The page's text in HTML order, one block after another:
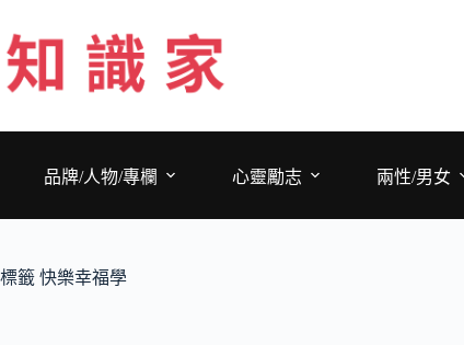
至
主
要
品牌/人物/專欄
心靈勵志 兩性/男女
標籤 快樂幸福學